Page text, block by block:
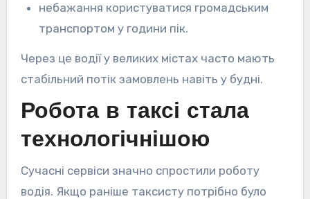
небажання користуватися громадським
транспортом у години пік.
Через це водії у великих містах часто мають
стабільний потік замовлень навіть у будні.
Робота в таксі стала
технологічнішою
Сучасні сервіси значно спростили роботу
водія. Якщо раніше таксисту потрібно було